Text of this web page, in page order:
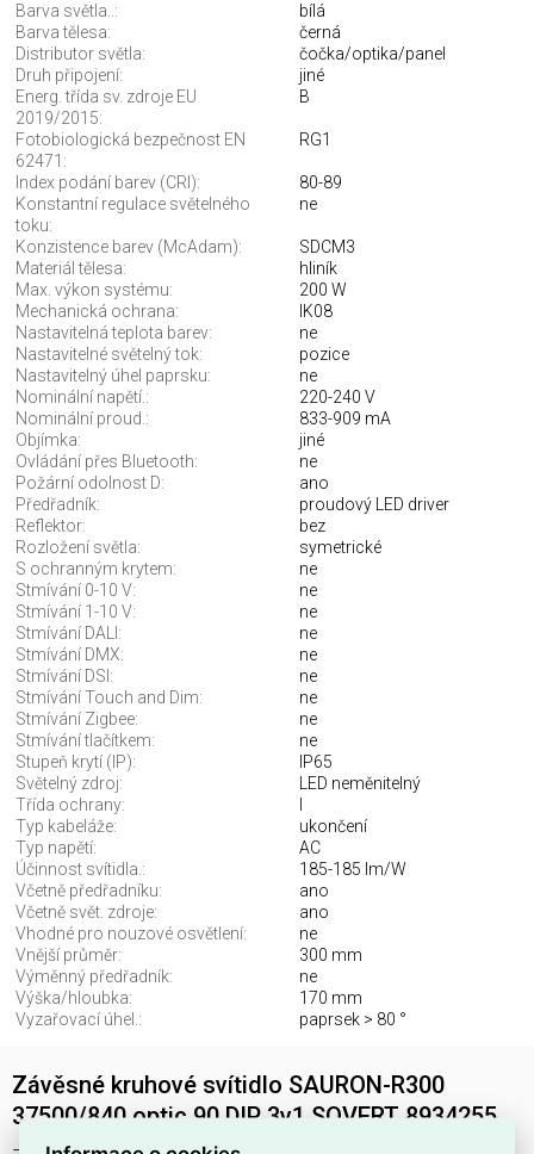
Barva světla..:
bílá
Barva tělesa:
černá
Distributor světla:
čočka/optika/panel
Druh připojení:
jiné
Energ. třída sv. zdroje EU
2019/2015:
B
Fotobiologická bezpečnost EN
62471:
RG1
Index podání barev (CRI):
80-89
Konstantní regulace světelného
toku:
ne
Konzistence barev (McAdam):
SDCM3
Materiál tělesa:
hliník
Max. výkon systému:
200 W
Mechanická ochrana:
IK08
Nastavitelná teplota barev:
ne
Nastavitelné světelný tok:
pozice
Nastavitelný úhel paprsku:
ne
Nominální napětí.:
220-240 V
Nominální proud.:
833-909 mA
Objímka:
jiné
Ovládání přes Bluetooth:
ne
Požární odolnost D:
ano
Předřadník:
proudový LED driver
Reflektor:
bez
Rozložení světla:
symetrické
S ochranným krytem:
ne
Stmívání 0-10 V:
ne
Stmívání 1-10 V:
ne
Stmívání DALI:
ne
Stmívání DMX:
ne
Stmívání DSI:
ne
Stmívání Touch and Dim:
ne
Stmívání Zigbee:
ne
Stmívání tlačítkem:
ne
Stupeň krytí (IP):
IP65
Světelný zdroj:
LED neměnitelný
Třída ochrany:
Typ kabeláže:
ukončení
Typ napětí:
AC
Účinnost svítidla.:
185-185 lm/W
Včetně předřadníku:
ano
Včetně svět. zdroje:
ano
Vhodné pro nouzové osvětlení:
ne
Vnější průměr:
300 mm
Výměnný předřadník:
ne
Výška/hloubka:
170 mm
Vyzařovací úhel.:
paprsek > 80 °
Závěsné kruhové svítidlo SAURON-R300
37500/840 optic 90 DIP 3v1 SOVERT 8934255